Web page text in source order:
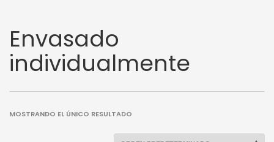
Envasado
individualmente
MOSTRANDO EL ÚNICO RESULTADO